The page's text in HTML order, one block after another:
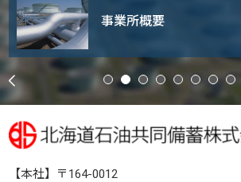
事業所概要
【本社】〒164-0012